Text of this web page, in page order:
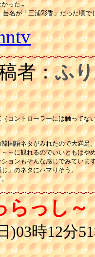
かった…
名が「三浦彩香」だった頃で
者：ふ
コントローラーには触ってな
国語ネタがみれたので大満足
～に観れるのでいいともはや
ョンもそんな感じでみていま
」のネタにハマりそう。
。
らっし～
)03時12分